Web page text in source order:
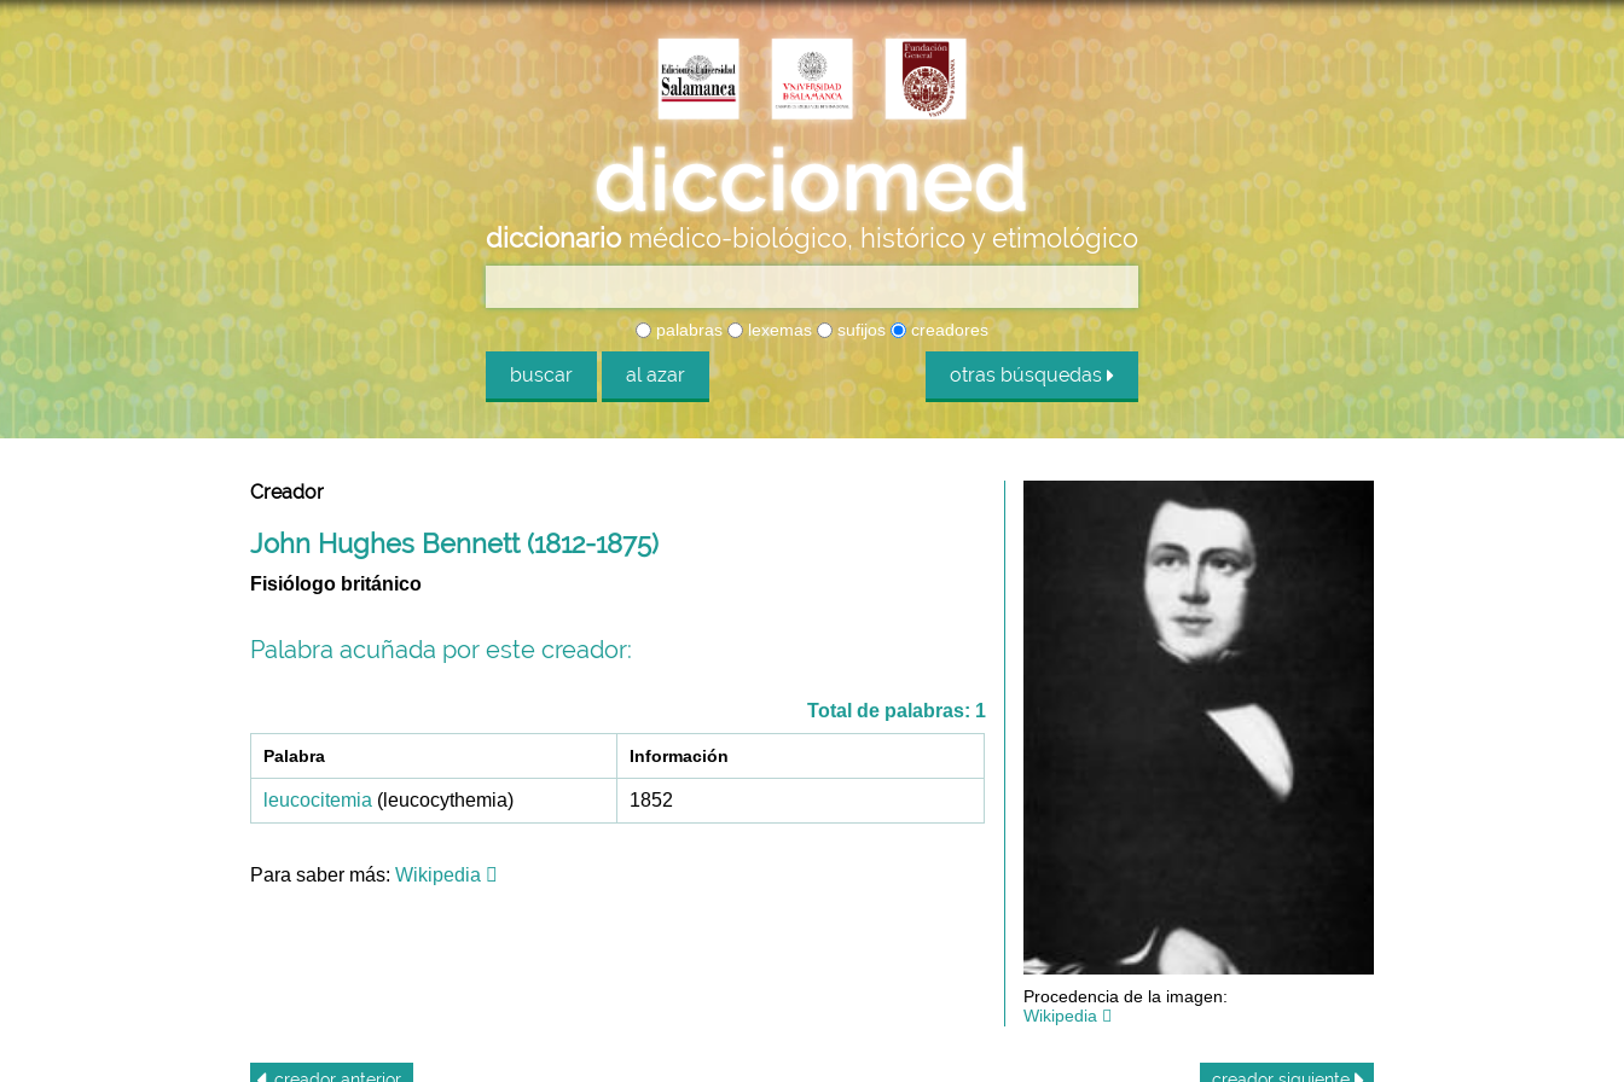
diccionario médico-biológico, histórico y etimológico
palabras lexemas sufijos creadores
buscar al azar otras búsquedas
Creador
John Hughes Bennett (1812-1875)
Fisiólogo británico
Palabra acuñada por este creador:
Total de palabras: 1
Palabra Información
leucocitemia (leucocythemia) 1852
Para saber más: Wikipedia
Procedencia de la imagen:
Wikipedia